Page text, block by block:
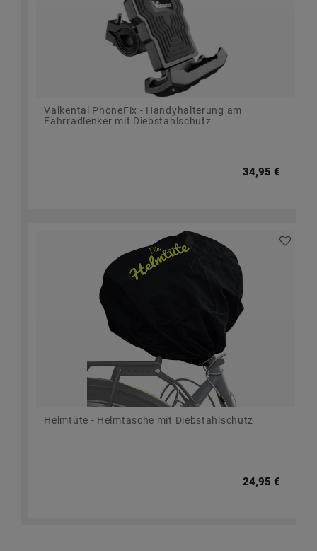
Valkental PhoneFix - Handyhalterung am
Fahrradlenker mit Diebstahlschutz
34,95 €
Helmtüte - Helmtasche mit Diebstahlschutz
24,95 €